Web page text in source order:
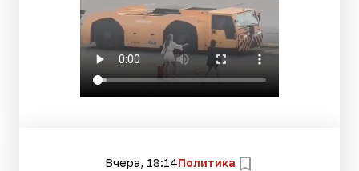
Вчера, 18:14Политика